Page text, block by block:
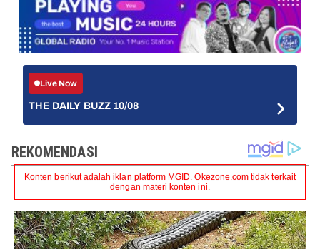
Live Now
THE DAILY BUZZ 10/08